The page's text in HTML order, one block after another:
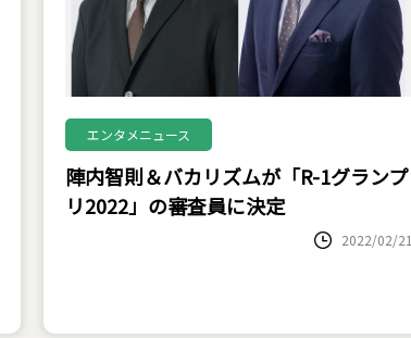
エンタメニュース
陣内智則＆バカリズムが「R-1グランプ
リ2022」の審査員に決定
2022/02/21